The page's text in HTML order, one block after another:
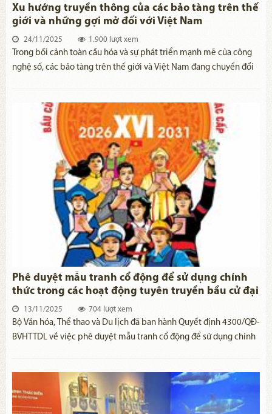
Xu hướng truyền thông của các bảo tàng trên thế
giới và những gợi mở đối với Việt Nam
24/11/2025 1.900 lượt xem
Trong bối cảnh toàn cầu hóa và sự phát triển mạnh mẽ của công
nghệ số, các bảo tàng trên thế giới và Việt Nam đang chuyển đổi
tận dụng công nghệ số và mạng xã hội để tạo sự kết nối mạnh mẽ
hơn với cộng đồng.
Phê duyệt mẫu tranh cổ động để sử dụng chính
thức trong các hoạt động tuyên truyền bầu cử đại
biểu Quốc hội và HĐND các cấp nhiệm kỳ 2026 -
2031
13/11/2025 704 lượt xem
Bộ Văn hóa, Thể thao và Du lịch đã ban hành Quyết định 4300/QĐ-
BVHTTDL về việc phê duyệt mẫu tranh cổ động để sử dụng chính